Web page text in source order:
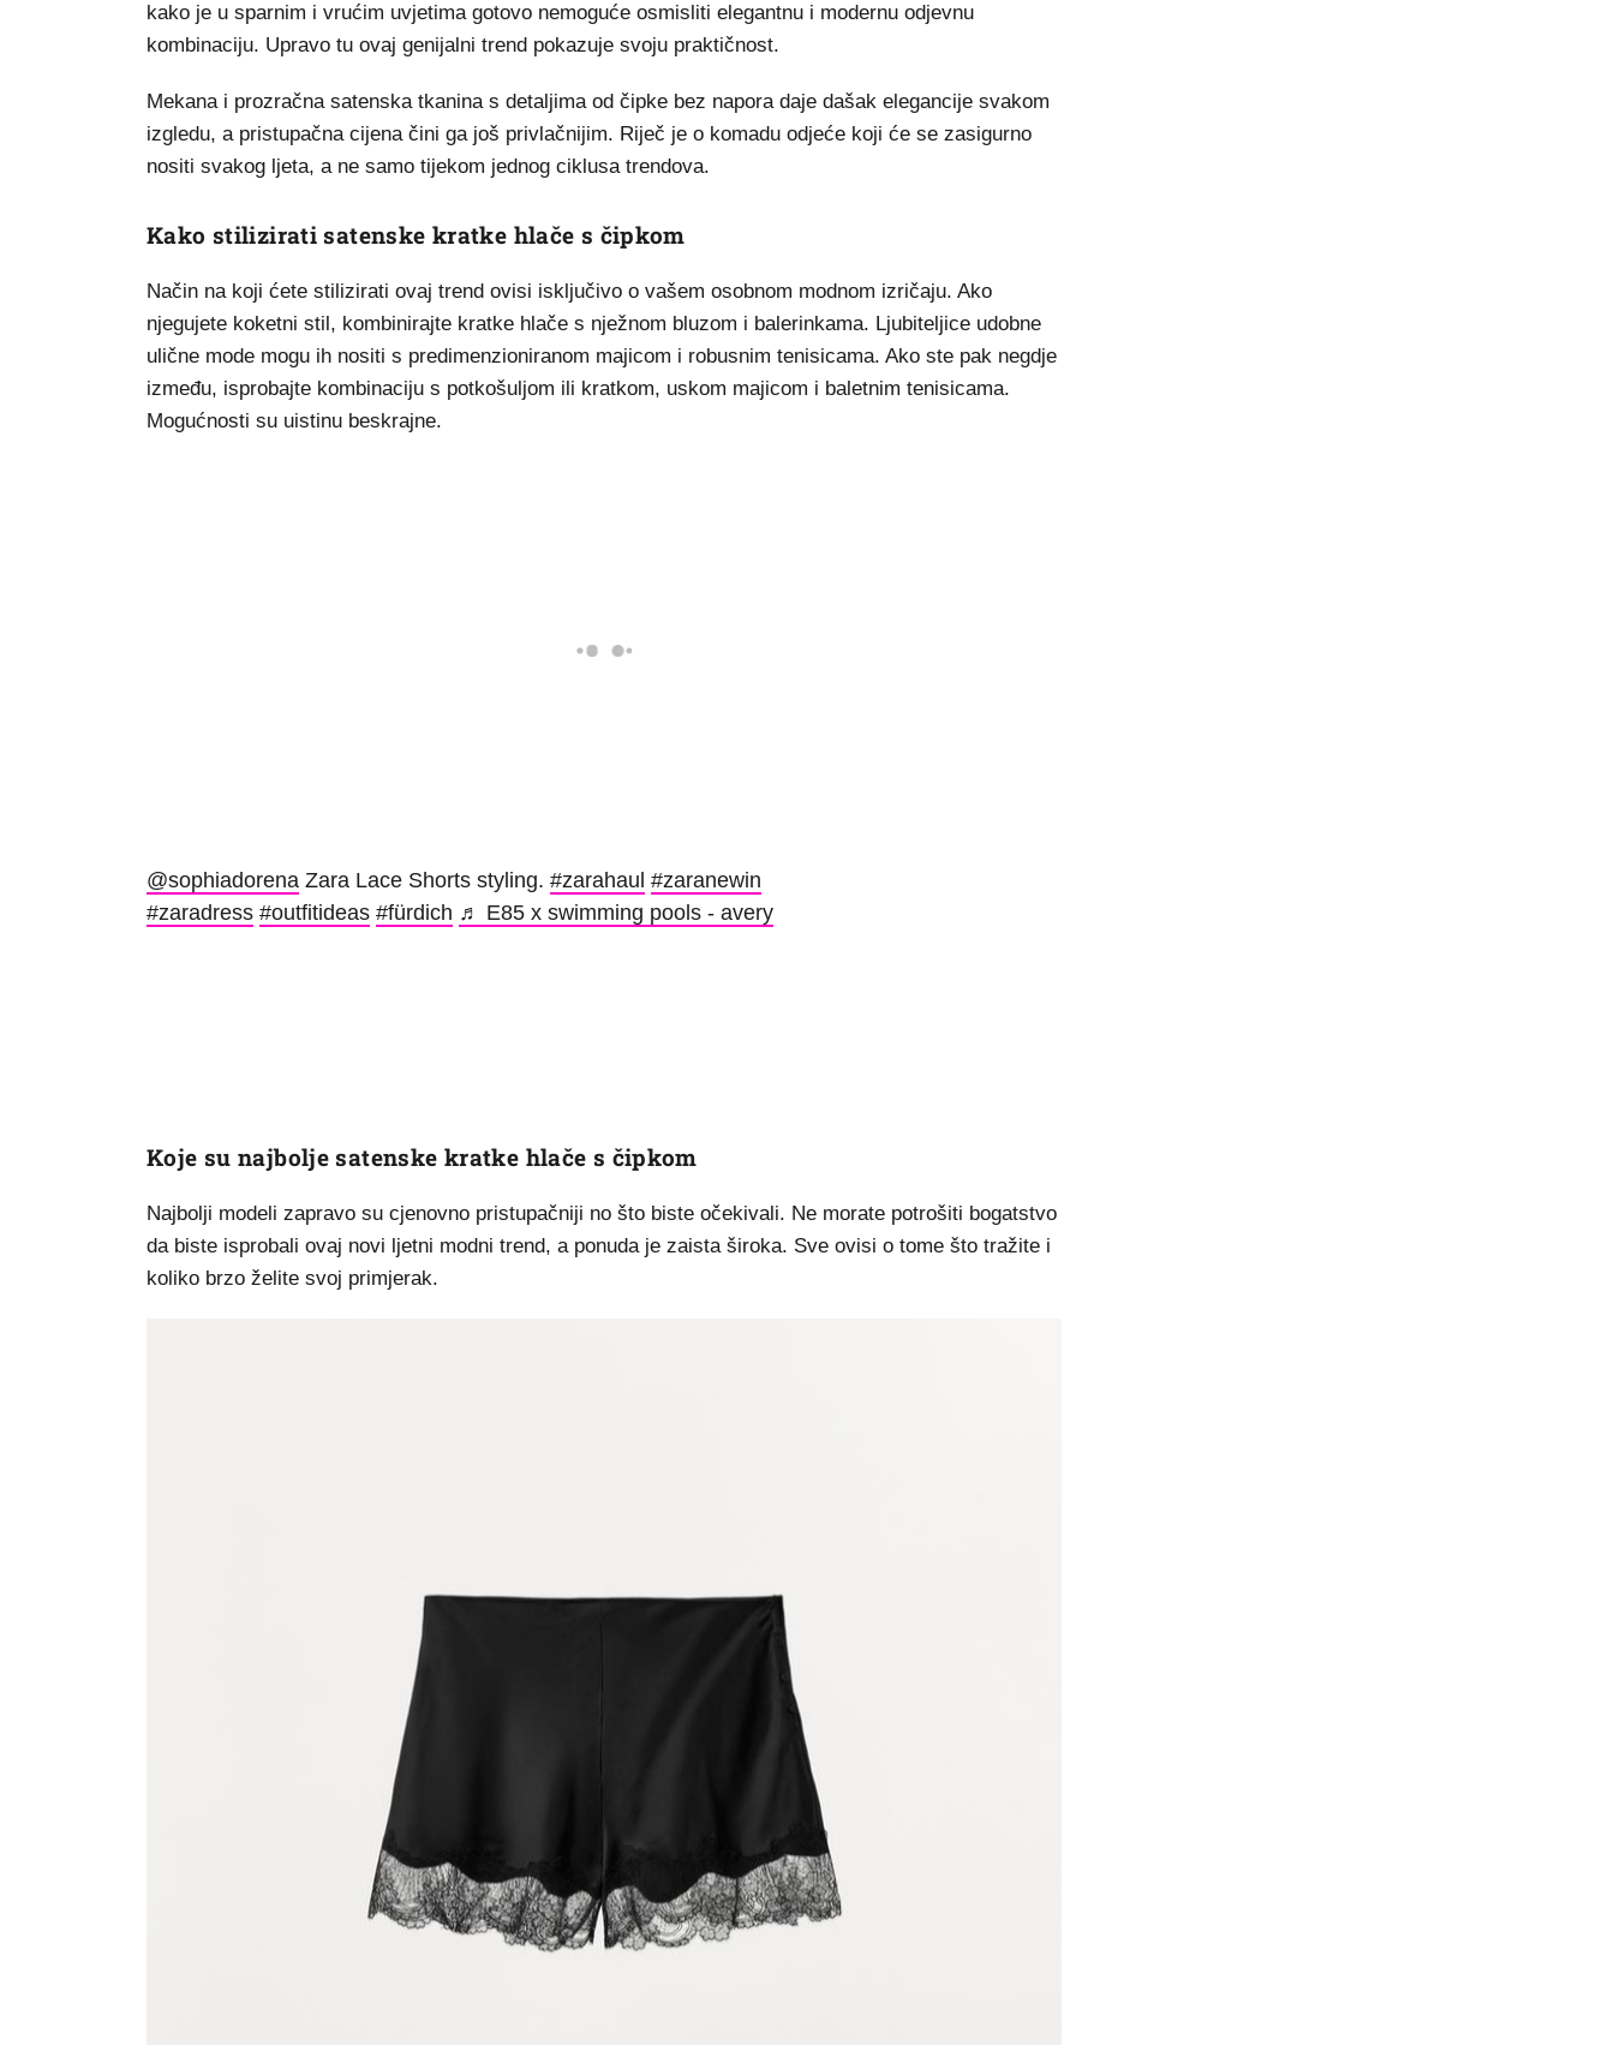
kako je u sparnim i vrućim uvjetima gotovo nemoguće osmisliti elegantnu i modernu odjevnu
kombinaciju. Upravo tu ovaj genijalni trend pokazuje svoju praktičnost.
Mekana i prozračna satenska tkanina s detaljima od čipke bez napora daje dašak elegancije svakom
izgledu, a pristupačna cijena čini ga još privlačnijim. Riječ je o komadu odjeće koji će se zasigurno
nositi svakog ljeta, a ne samo tijekom jednog ciklusa trendova.
Kako stilizirati satenske kratke hlače s čipkom
Način na koji ćete stilizirati ovaj trend ovisi isključivo o vašem osobnom modnom izričaju. Ako
njegujete koketni stil, kombinirajte kratke hlače s nježnom bluzom i balerinkama. Ljubiteljice udobne
ulične mode mogu ih nositi s predimenzioniranom majicom i robusnim tenisicama. Ako ste pak negdje
između, isprobajte kombinaciju s potkošuljom ili kratkom, uskom majicom i baletnim tenisicama.
Mogućnosti su uistinu beskrajne.
@sophiadorena Zara Lace Shorts styling. #zarahaul #zaranewin
#zaradress #outfitideas #fürdich ♬ E85 x swimming pools - avery
Koje su najbolje satenske kratke hlače s čipkom
Najbolji modeli zapravo su cjenovno pristupačniji no što biste očekivali. Ne morate potrošiti bogatstvo
da biste isprobali ovaj novi ljetni modni trend, a ponuda je zaista široka. Sve ovisi o tome što tražite i
koliko brzo želite svoj primjerak.